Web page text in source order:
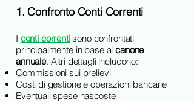
1. Confronto Conti Correnti
I conti correntisono confrontati
principalmente in base alcanone
annuale. Altri dettagli includono:
Commissioni sui prelievi
Costi di gestione e operazioni bancarie
Eventuali spese nascoste